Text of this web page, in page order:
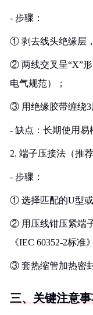
- 步骤：
① 剥去线头绝缘层
② 两线交叉呈“X”
电气规范）；
③ 用绝缘胶带缠绕3
- 缺点：长期使用易
2. 端子压接法（推
- 步骤：
① 选择匹配的U型或
② 用压线钳压紧端
《IEC 60352-2标准
③ 套热缩管加热密
三、关键注意